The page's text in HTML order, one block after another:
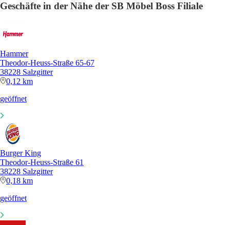
Geschäfte in der Nähe der SB Möbel Boss Filiale
Hammer
Theodor-Heuss-Straße 65-67
38228 Salzgitter
0,12 km
geöffnet
Burger King
Theodor-Heuss-Straße 61
38228 Salzgitter
0,18 km
geöffnet